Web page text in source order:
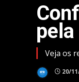
Veja os
20/